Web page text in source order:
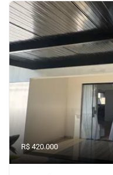
R$ 420.000